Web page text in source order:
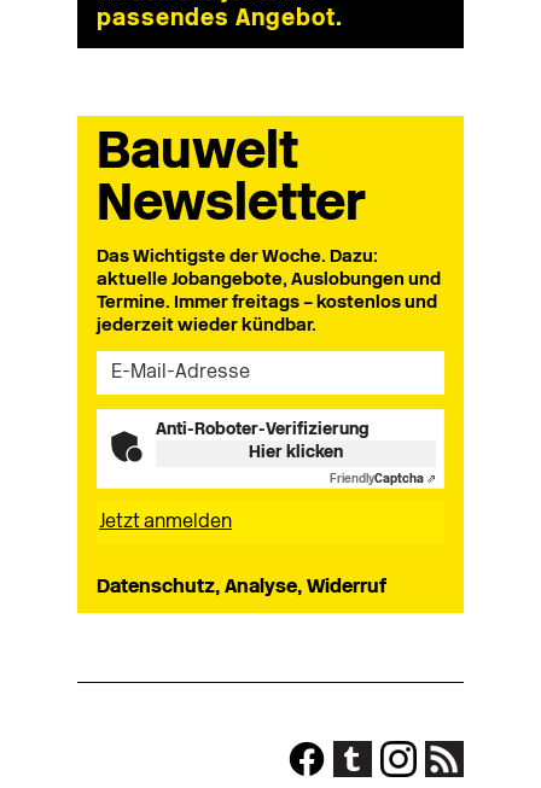
passendes Angebot.
Bauwelt
Newsletter
Das Wichtigste der Woche. Dazu:
aktuelle Jobangebote, Auslobungen und
Termine. Immer freitags – kostenlos und
jederzeit wieder kündbar.
Anti-Roboter-Verifizierung
Hier klicken
FriendlyCaptcha ⇗
Datenschutz, Analyse, Widerruf